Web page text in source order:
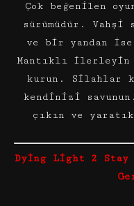
Çok beğenilen
sürümüdür. Vahşi
ve bir yandan
Mantıklı ilerleyin
kurun. Silahlar
kendinizi
çıkın ve
Dying Light 2 Stay